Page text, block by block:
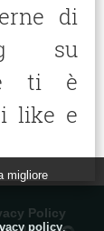
di
su
ti è
like e
Policy
migliore
policy.